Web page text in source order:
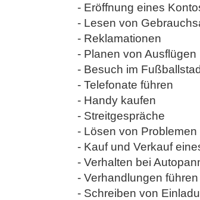
- Eröffnung eines
- Lesen von
- Reklamationen
- Planen von Ausflügen
- Besuch im
- Telefonate führen
- Handy kaufen
- Streitgespräche
- Lösen von Problemen
- Kauf und Verkauf
- Verhalten bei
- Verhandlungen führen
- Schreiben von